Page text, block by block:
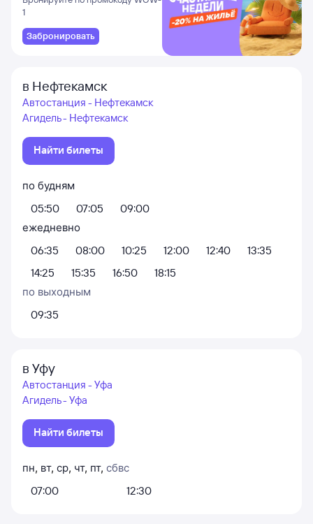
1
Забронировать
в Нефтекамск
Автостанция - Нефтекамск
Агидель - Нефтекамск
Найти билеты
по будням
05:50
07:05
09:00
ежедневно
06:35
08:00 10:25 12:00 12:40
13:35
14:25
15:35 16:50
18:15
по выходным
09:35
в Уфу
Автостанция - Уфа
Агидель - Уфа
Найти билеты
пн, вт, ср, чт, пт, сб
07:00
вс
12:30